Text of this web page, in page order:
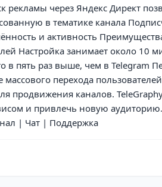
рекламы через Яндекс Директ
в тематике канала
и активность
Настройка занимает около 10
в пять раз выше, чем в Telegram
массового перехода
продвижения каналов.
и привлечь новую
| Чат | Поддержка